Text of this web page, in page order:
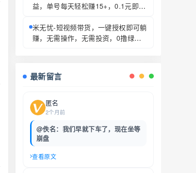
益，单号每天轻松赚15+，0.1元即可
米无忧-短视频带货，一键授权即可躺
赚，无需操作，无需投资，0撸绿色
最新留言
匿名
2个月前
@佚名：我们早就下车了，现在坐等
崩盘
查看原文